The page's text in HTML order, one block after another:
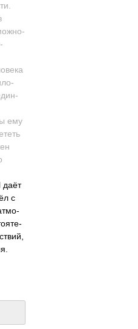
ему
даёт
с